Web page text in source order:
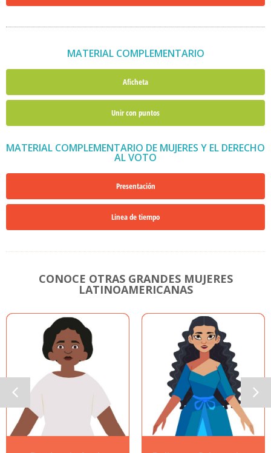
MATERIAL COMPLEMENTARIO
Aficheta
Unir con puntos
MATERIAL COMPLEMENTARIO DE MUJERES Y EL DERECHO
AL VOTO
Presentación
Linea de tiempo
CONOCE OTRAS GRANDES MUJERES
LATINOAMERICANAS